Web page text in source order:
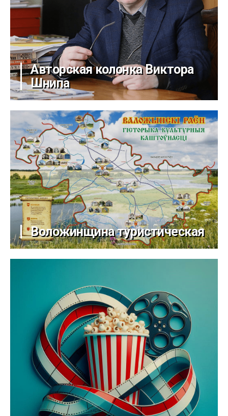
Авторская колонка Виктора
Шнипа
Воложинщина туристическая